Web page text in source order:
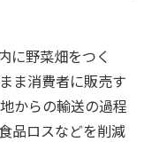
に野菜畑をつく
ま消費者に販売す
からの輸送の過程
品ロスなどを削減